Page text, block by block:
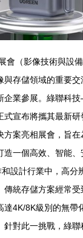
會（影像技術與設
與存儲領域的重要
企業參展。綠聯科
式宣布將攜其最新
方案亮相展會，旨
造一個高效、智能
設計行業中，高分
傳統存儲方案經常
達4K/8K級別的無帶
針對此一挑戰，綠